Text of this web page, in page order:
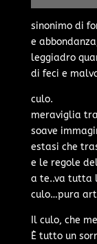
sinonimo di
e
leggiadro
di feci e
culo.
meraviglia
soave
estasi che
e le regole
a te..va tutta
culo…pura
Il culo, che
È tutto un